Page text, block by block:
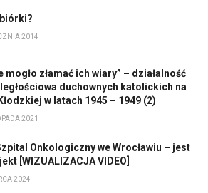
2014
mogło złamać ich wiary” – działalność
duchownych katolickich na
w latach 1945 – 1949 (2)
2021
Onkologiczny we Wrocławiu – jest
[WIZUALIZACJA VIDEO]
2024